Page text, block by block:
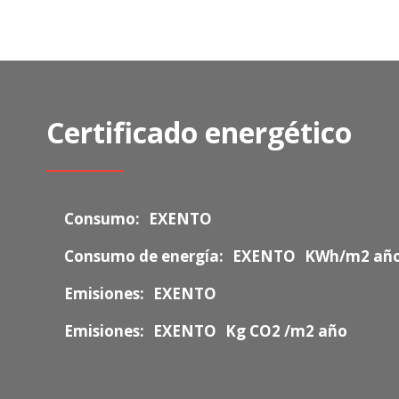
Certificado energético
Consumo: EXENTO
Consumo de energía: EXENTO KWh/m2
Emisiones: EXENTO
Emisiones: EXENTO Kg CO2 /m2 año